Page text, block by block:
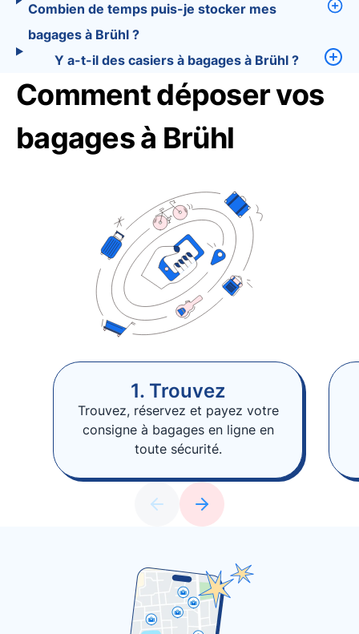
Combien de temps puis-je stocker mes
bagages à Brühl ?
Y a-t-il des casiers à bagages à Brühl ?
Comment déposer vos
bagages à Brühl
1. Trouvez
Trouvez, réservez et payez votre
consigne à bagages en ligne en
toute sécurité.